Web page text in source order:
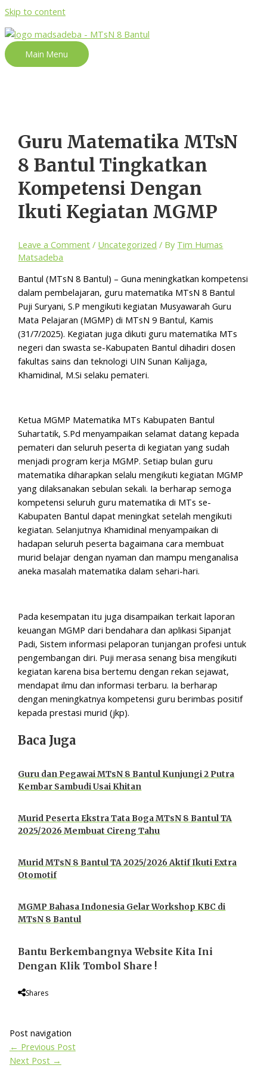
Skip to content
Main Menu
Guru Matematika MTsN
8 Bantul Tingkatkan
Kompetensi Dengan
Ikuti Kegiatan MGMP
Leave a Comment / Uncategorized / By Tim Humas
Matsadeba
Bantul (MTsN 8 Bantul) – Guna meningkatkan kompetensi
dalam pembelajaran, guru matematika MTsN 8 Bantul
Puji Suryani, S.P mengikuti kegiatan Musyawarah Guru
Mata Pelajaran (MGMP) di MTsN 9 Bantul, Kamis
(31/7/2025). Kegiatan juga dikuti guru matematika MTs
negeri dan swasta se-Kabupaten Bantul dihadiri dosen
fakultas sains dan teknologi UIN Sunan Kalijaga,
Khamidinal, M.Si selaku pemateri.
Ketua MGMP Matematika MTs Kabupaten Bantul
Suhartatik, S.Pd menyampaikan selamat datang kepada
pemateri dan seluruh peserta di kegiatan yang sudah
menjadi program kerja MGMP. Setiap bulan guru
matematika diharapkan selalu mengikuti kegiatan MGMP
yang dilaksanakan sebulan sekali. Ia berharap semoga
kompetensi seluruh guru matematika di MTs se-
Kabupaten Bantul dapat meningkat setelah mengikuti
kegiatan. Selanjutnya Khamidinal menyampaikan di
hadapan seluruh peserta bagaimana cara membuat
murid belajar dengan nyaman dan mampu menganalisa
aneka masalah matematika dalam sehari-hari.
Pada kesempatan itu juga disampaikan terkait laporan
keuangan MGMP dari bendahara dan aplikasi Sipanjat
Padi, Sistem informasi pelaporan tunjangan profesi untuk
pengembangan diri. Puji merasa senang bisa mengikuti
kegiatan karena bisa bertemu dengan rekan sejawat,
mendapat ilmu dan informasi terbaru. Ia berharap
dengan meningkatnya kompetensi guru berimbas positif
kepada prestasi murid (jkp).
Baca Juga
Guru dan Pegawai MTsN 8 Bantul Kunjungi 2 Putra
Kembar Sambudi Usai Khitan
Murid Peserta Ekstra Tata Boga MTsN 8 Bantul TA
2025/2026 Membuat Cireng Tahu
Murid MTsN 8 Bantul TA 2025/2026 Aktif Ikuti Extra
Otomotif
MGMP Bahasa Indonesia Gelar Workshop KBC di
MTsN 8 Bantul
Bantu Berkembangnya Website Kita Ini
Dengan Klik Tombol Share !
Shares
Post navigation
← Previous Post
Next Post →